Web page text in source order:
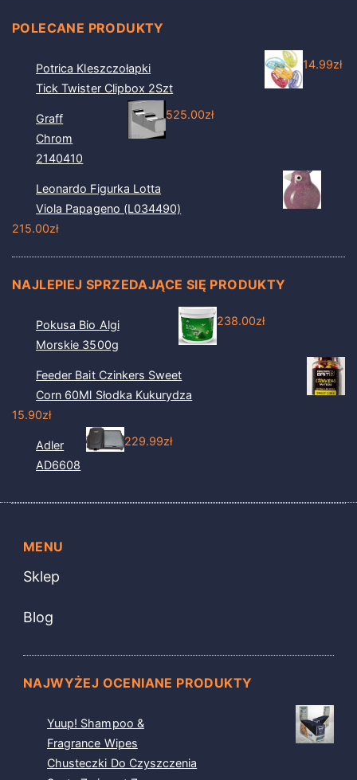
POLECANE PRODUKTY
Potrica Kleszczołapki
Tick Twister Clipbox 2Szt
14.99zł
Graff
Chrom
2140410
525.00zł
Leonardo Figurka Lotta
Viola Papageno (L034490)
215.00zł
NAJLEPIEJ SPRZEDAJĄCE SIĘ PRODUKTY
Pokusa Bio Algi
Morskie 3500g
238.00zł
Feeder Bait Czinkers Sweet
Corn 60Ml Słodka Kukurydza
15.90zł
Adler
AD6608
229.99zł
MENU
Sklep
Blog
NAJWYŻEJ OCENIANE PRODUKTY
Yuup! Shampoo &
Fragrance Wipes
Chusteczki Do Czyszczenia